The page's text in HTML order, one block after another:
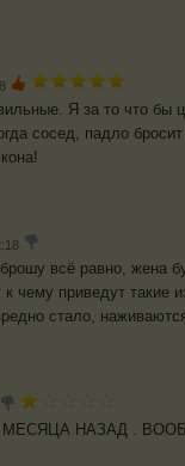
Я за то что бы
сосед, падло
всё равно, жена
чему приведут такие
стало,
МЕСЯЦА НАЗАД .